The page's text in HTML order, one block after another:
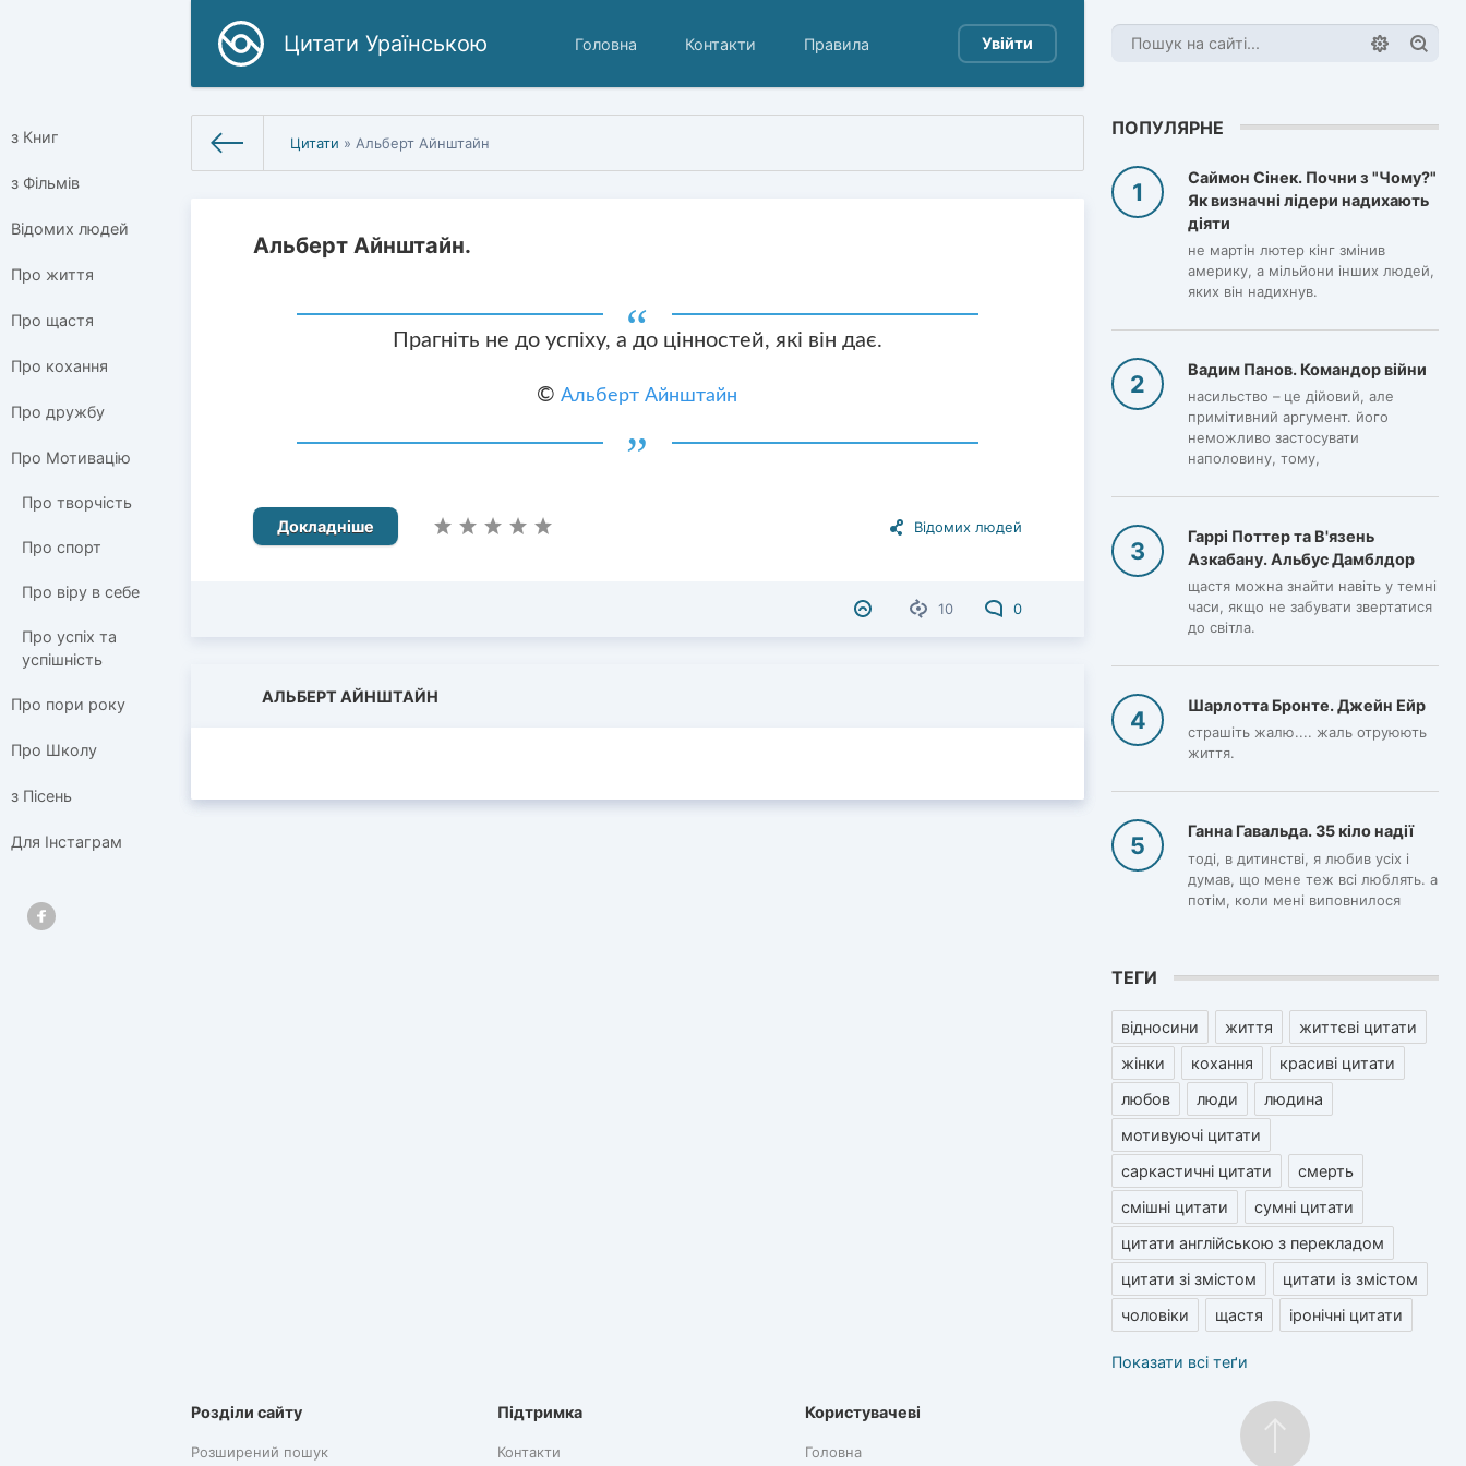
Цитати Ураїнською Головна Контакти Правила Увійти
з Книг
з Фільмів
Відомих людей
Про життя
Про щастя
Про кохання
Про дружбу
Про Мотивацію
Про творчість
Про спорт
Про віру в себе
Про успіх та
успішність
Про пори року
Про Школу
з Пісень
Для Інстаграм
Цитати » Альберт Айнштайн
Альберт Айнштайн.
Прагніть не до успіху, а до цінностей, які він дає.
©Альберт Айнштайн
Відомих людей
Докладніше
10 0
АЛЬБЕРТ АЙНШТАЙН
ПОПУЛЯРНЕ
Саймон Сінек. Почни з "Чому?"
Як визначні лідери надихають
діяти
не мартін лютер кінг змінив
америку, а мільйони інших людей,
яких він надихнув.
Вадим Панов. Командор війни
насильство – це дійовий, але
примітивний аргумент. його
неможливо застосувати
наполовину, тому,
Гаррі Поттер та В'язень
Азкабану. Альбус Дамблдор
щастя можна знайти навіть у темні
часи, якщо не забувати звертатися
до світла.
Шарлотта Бронте. Джейн Ейр
страшіть жалю.... жаль отруюють
життя.
Ганна Гавальда. 35 кіло надії
тоді, в дитинстві, я любив усіх і
думав, що мене теж всі люблять. а
потім, коли мені виповнилося
ТЕГИ
відносини життя
життєві цитати
жінки
кохання
красиві цитати
любов
люди
людина
мотивуючі цитати
саркастичні цитати
смерть
смішні цитати
сумні цитати
цитати англійською з перекладом
цитати зі змістом
цитати із змістом
чоловіки
щастя іронічні цитати
Показати всі теґи
Розділи сайту
Розширений пошук
Підтримка
Контакти
Користувачеві
Головна